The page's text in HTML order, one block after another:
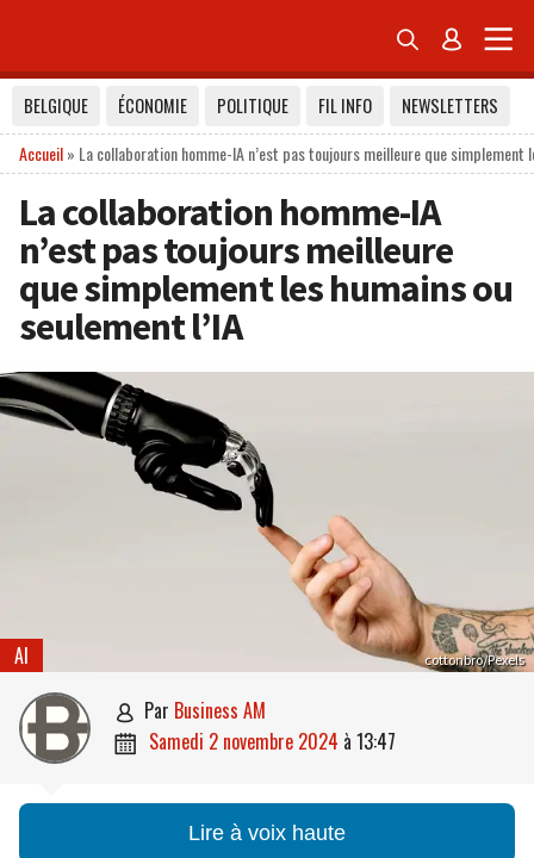
 
BELGIQUE ÉCONOMIE POLITIQUE FIL INFO
NEWSLETTERS
Accueil» La collaboration homme-IA n’est pas toujours meilleure que simplement
La collaboration homme-IA
n’est pas toujours meilleure
que simplement les humains ou
seulement l’IA
cottonbro/Pexels
AI
 par Business AM
 samedi 2 novembre 2024 à 13:47
Lire à voix haute